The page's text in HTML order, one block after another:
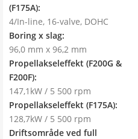
(F175A):
4/In-line, 16-valve, DOHC
Boring x slag:
96,0 mm x 96,2 mm
Propellakseleffekt (F200G &
F200F):
147,1kW / 5 500 rpm
Propellakseleffekt (F175A):
128,7kW / 5 500 rpm
Driftsområde ved full